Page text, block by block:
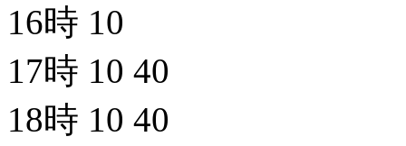
16時 10
17時 10 40
18時 10 40